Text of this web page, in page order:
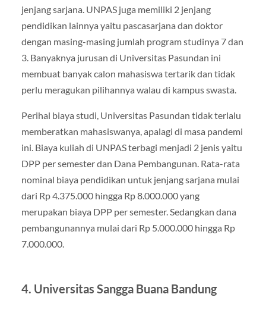
jenjang sarjana. UNPAS juga memiliki 2 jenjang
pendidikan lainnya yaitu pascasarjana dan doktor
dengan masing-masing jumlah program studinya 7 dan
3. Banyaknya jurusan di Universitas Pasundan ini
membuat banyak calon mahasiswa tertarik dan tidak
perlu meragukan pilihannya walau di kampus swasta.
Perihal biaya studi, Universitas Pasundan tidak terlalu
memberatkan mahasiswanya, apalagi di masa pandemi
ini. Biaya kuliah di UNPAS terbagi menjadi 2 jenis yaitu
DPP per semester dan Dana Pembangunan. Rata-rata
nominal biaya pendidikan untuk jenjang sarjana mulai
dari Rp 4.375.000 hingga Rp 8.000.000 yang
merupakan biaya DPP per semester. Sedangkan dana
pembangunannya mulai dari Rp 5.000.000 hingga Rp
7.000.000.
4. Universitas Sangga Buana Bandung